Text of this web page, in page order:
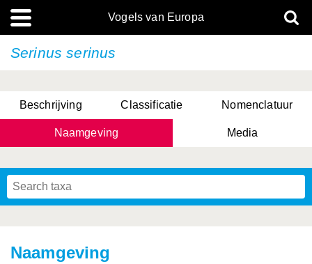
Vogels van Europa
Serinus serinus
Beschrijving Classificatie Nomenclatuur
Naamgeving Media
Naamgeving